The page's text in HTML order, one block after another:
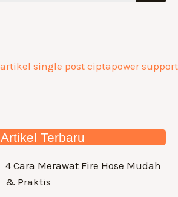
Artikel Terbaru
4 Cara Merawat Fire Hose Mudah
& Praktis